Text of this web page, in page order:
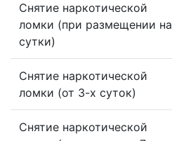
Снятие наркотической
ломки (при размещении на
сутки)
Снятие наркотической
ломки (от 3-х суток)
Снятие наркотической